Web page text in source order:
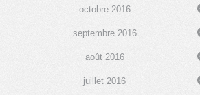
octobre 2016
septembre 2016
août 2016
juillet 2016